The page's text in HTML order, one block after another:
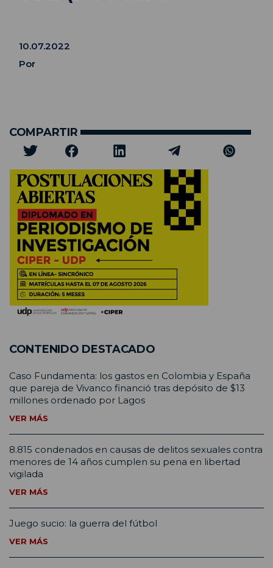
10.07.2022
Por
COMPARTIR
CONTENIDO DESTACADO
Caso Fundamenta: los gastos en Colombia y España
que pareja de Vivanco financió tras depósito de $13
millones ordenado por Lagos
VER MÁS
8.815 condenados en causas de delitos sexuales contra
menores de 14 años cumplen su pena en libertad
vigilada
VER MÁS
Juego sucio: la guerra del fútbol
VER MÁS